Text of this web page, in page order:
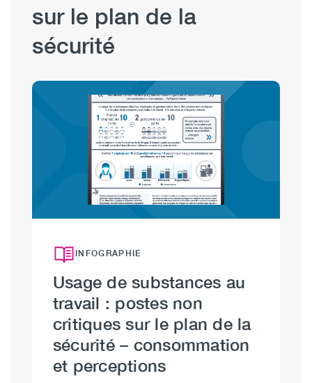
sur le plan de la
sécurité
Image
INFOGRAPHIE
Usage de substances au
travail : postes non
critiques sur le plan de la
sécurité – consommation
et perceptions